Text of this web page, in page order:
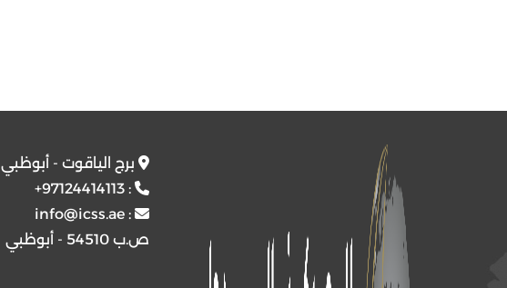
برج الياقوت - أبوظبي
:
+97124414113
:
info@icss.ae
ص.ب 54510 - أبوظبي